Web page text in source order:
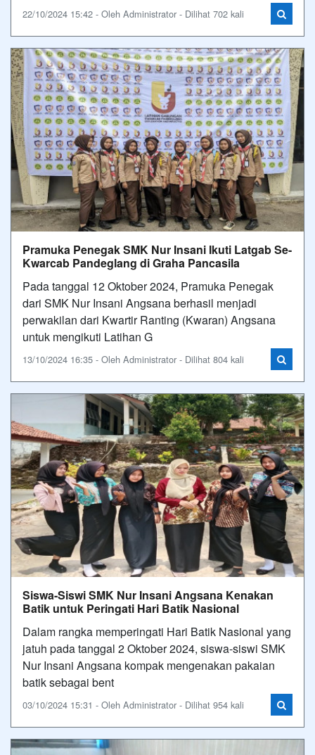
22/10/2024 15:42 - Oleh Administrator - Dilihat 702 kali
Pramuka Penegak SMK Nur Insani Ikuti Latgab Se-
Kwarcab Pandeglang di Graha Pancasila
Pada tanggal 12 Oktober 2024, Pramuka Penegak
dari SMK Nur Insani Angsana berhasil menjadi
perwakilan dari Kwartir Ranting (Kwaran) Angsana
untuk mengikuti Latihan G
13/10/2024 16:35 - Oleh Administrator - Dilihat 804 kali
Siswa-Siswi SMK Nur Insani Angsana Kenakan
Batik untuk Peringati Hari Batik Nasional
Dalam rangka memperingati Hari Batik Nasional yang
jatuh pada tanggal 2 Oktober 2024, siswa-siswi SMK
Nur Insani Angsana kompak mengenakan pakaian
batik sebagai bent
03/10/2024 15:31 - Oleh Administrator - Dilihat 954 kali